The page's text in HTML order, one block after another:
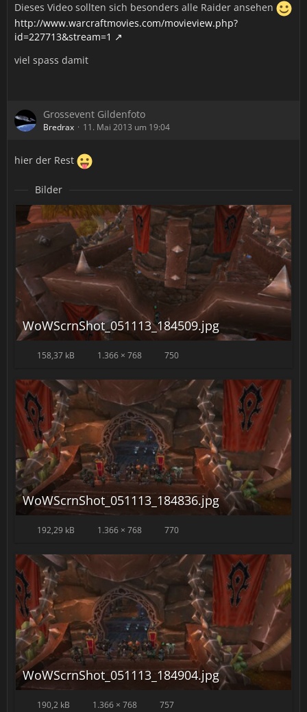
Dieses Video sollten sich besonders alle Raider ansehen
http://www.warcraftmovies.com/movieview.php?
id=227713&stream=1
viel spass damit
Grossevent Gildenfoto
Bredrax 11. Mai 2013 um 19:04
hier der Rest
Bilder
WoWScrnShot_051113_184509.jpg
158,37 kB 1.366 × 768 750
WoWScrnShot_051113_184836.jpg
192,29 kB 1.366 × 768 770
WoWScrnShot_051113_184904.jpg
190,2 kB 1.366 × 768 757